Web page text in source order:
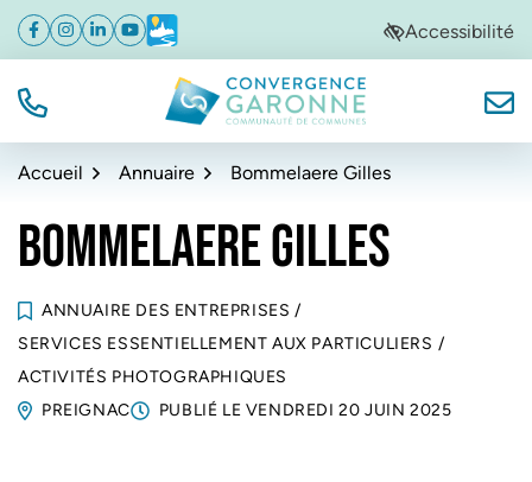
Aller
navigation
Aller
au
Aller
au
de
Facebook
(ouverture dans un nouvel onglet)
Instagram
(ouverture dans un nouvel onglet)
Linkedin
(ouverture dans un nouvel onglet)
YouTube
(ouverture dans un nouvel onglet)
Météo
(ouverture dans un nouvel onglet)Accessibilité
TÉL. Convergence Garonne
Accueil Annuaire Bommelaere Gilles
BOMMELAERE GILLES
ANNUAIRE DES ENTREPRISES /
SERVICES ESSENTIELLEMENT AUX PARTICULIERS /
ACTIVITÉS PHOTOGRAPHIQUES
PREIGNAC
PUBLIÉ LE VENDREDI 20 JUIN 2025